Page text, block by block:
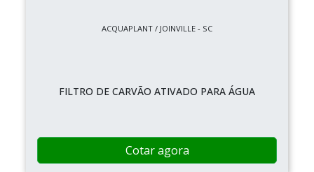
ACQUAPLANT / JOINVILLE - SC
FILTRO DE CARVÃO ATIVADO PARA ÁGUA
Cotar agora